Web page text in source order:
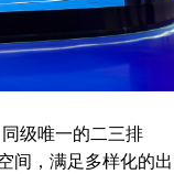
级唯一的二三排
间，满足多样化的出